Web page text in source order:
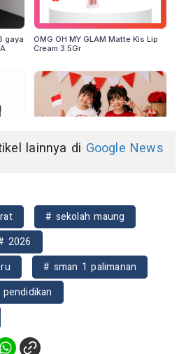
lainnya di Google News
# sekolah maung
2026
# sman 1 palimanan